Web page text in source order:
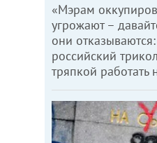
«Мэрам
угрожают –
они
российский
тряпкой